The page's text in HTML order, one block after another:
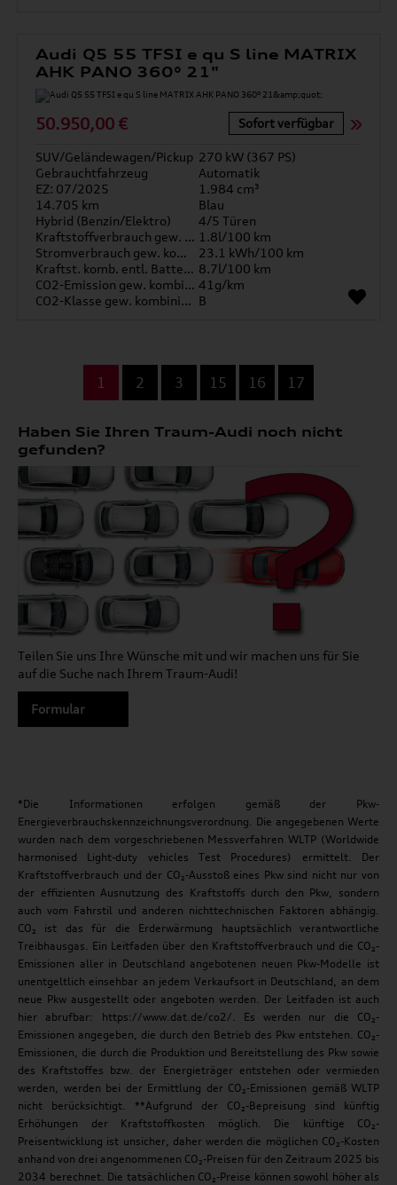
Audi Q5 55 TFSI e qu S line MATRIX
AHK PANO 360° 21"
50.950,00 € Sofort verfügbar
SUV/Geländewagen/Pickup 270 kW (367 PS)
Gebrauchtfahrzeug
Automatik
EZ: 07/2025
1.984 cm³
14.705 km
Blau
Hybrid (Benzin/Elektro)
4/5 Türen
Kraftstoffverbrauch gew. kombiniert 1.8l/100 km
Stromverbrauch gew. kombiniert
23.1 kWh/100 km
Kraftst. komb. entl. Batterie 8.7l/100 km
CO2-Emission gew. kombiniert 41g/km
CO2-Klasse gew. kombiniert B
1 2 3 15 16 17
Haben Sie Ihren Traum-Audi noch nicht
gefunden?
Teilen Sie uns Ihre Wünsche mit und wir machen uns für Sie
auf die Suche nach Ihrem Traum-Audi!
Formular
*Die Informationen erfolgen gemäß der Pkw-
Energieverbrauchskennzeichnungsverordnung. Die angegebenen Werte
wurden nach dem vorgeschriebenen Messverfahren WLTP (Worldwide
harmonised Light-duty vehicles Test Procedures) ermittelt. Der
Kraftstoffverbrauch und der CO₂-Ausstoß eines Pkw sind nicht nur von
der effizienten Ausnutzung des Kraftstoffs durch den Pkw, sondern
auch vom Fahrstil und anderen nichttechnischen Faktoren abhängig.
CO₂ ist das für die Erderwärmung hauptsächlich verantwortliche
Treibhausgas. Ein Leitfaden über den Kraftstoffverbrauch und die CO₂-
Emissionen aller in Deutschland angebotenen neuen Pkw-Modelle ist
unentgeltlich einsehbar an jedem Verkaufsort in Deutschland, an dem
neue Pkw ausgestellt oder angeboten werden. Der Leitfaden ist auch
hier abrufbar: https://www.dat.de/co2/. Es werden nur die CO₂-
Emissionen angegeben, die durch den Betrieb des Pkw entstehen. CO₂-
Emissionen, die durch die Produktion und Bereitstellung des Pkw sowie
des Kraftstoffes bzw. der Energieträger entstehen oder vermieden
werden, werden bei der Ermittlung der CO₂-Emissionen gemäß WLTP
nicht berücksichtigt. **Aufgrund der CO₂-Bepreisung sind künftig
Erhöhungen der Kraftstoffkosten möglich. Die künftige CO₂-
Preisentwicklung ist unsicher, daher werden die möglichen CO₂-Kosten
anhand von drei angenommenen CO₂-Preisen für den Zeitraum 2025 bis
2034 berechnet. Die tatsächlichen CO₂-Preise können sowohl höher als